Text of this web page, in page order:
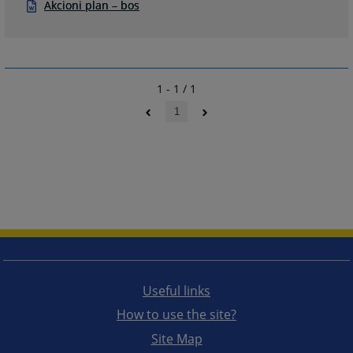
Akcioni plan – bos
1 - 1 / 1
1
Useful links
How to use the site?
Site Map